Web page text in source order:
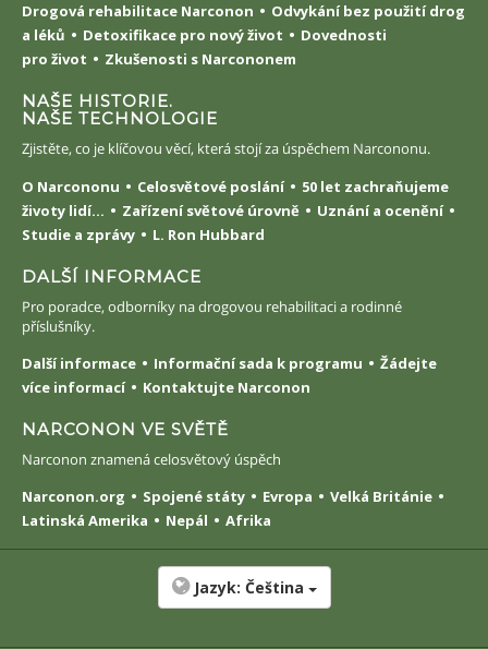
Drogová rehabilitace Narconon
Odvykání bez použití drog
a léků
Detoxifikace pro nový život
Dovednosti
pro život
Zkušenosti s Narcononem
NAŠE HISTORIE.
NAŠE TECHNOLOGIE
Zjistěte, co je klíčovou věcí, která stojí za úspěchem Narcononu.
O Narcononu
Celosvětové poslání
50 let zachraňujeme
životy lidí...
Zařízení světové úrovně
Uznání a ocenění
Studie a zprávy
L. Ron Hubbard
DALŠÍ INFORMACE
Pro poradce, odborníky na drogovou rehabilitaci a rodinné
příslušníky.
Další informace
Informační sada k programu
Žádejte
více informací
Kontaktujte Narconon
NARCONON VE SVĚTĚ
Narconon znamená celosvětový úspěch
Narconon.org
Spojené státy Evropa
Velká Británie
Latinská Amerika
Nepál Afrika
Jazyk: Čeština